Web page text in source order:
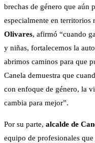
brechas de género que aún
especialmente en territorios
Olivares, afirmó “cuando
y niñas, fortalecemos la
abrimos caminos para que
Canela demuestra que
con enfoque de género, la
cambia para mejor”.
Por su parte, alcalde de
equipo de profesionales